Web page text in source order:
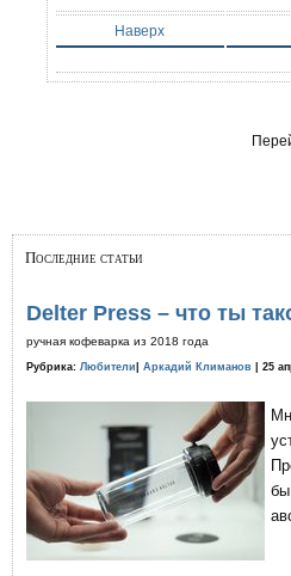
Наверх
Последние статьи
Delter Press – что ты
ручная кофеварка из 2018 года
Рубрика: Любители Аркадий Климанов | 25